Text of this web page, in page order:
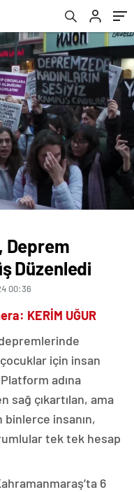
Deprem
Düzenledi
00:36
KERİM UĞUR
için insan
adına
sağ çıkartılan, ama
binlerce insanın,
tek tek hesap
6